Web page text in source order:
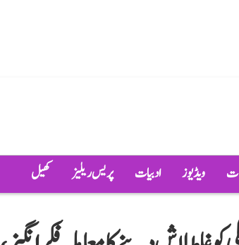
ویڈیوز ادبیات پریس ریلیز کھیل